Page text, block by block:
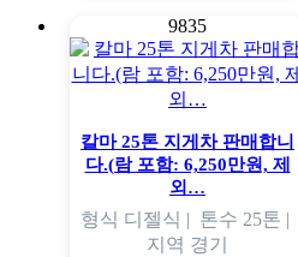
9835
칼마 25톤 지게차 판매합니
다.(람 포함: 6,250만원, 제
외…
형식 디젤식 | 톤수 25톤 |
지역 경기